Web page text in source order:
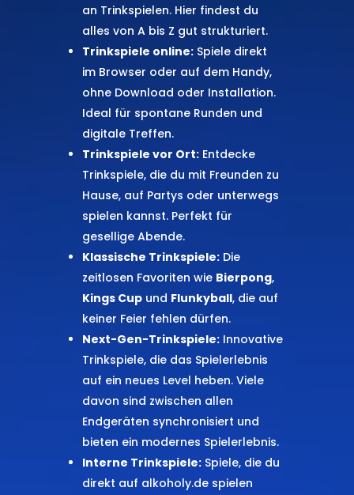
an Trinkspielen. Hier findest du
alles von A bis Z gut strukturiert.
Trinkspiele online:Spiele direkt
im Browser oder auf dem Handy,
ohne Download oder Installation.
Ideal für spontane Runden und
digitale Treffen.
Trinkspiele vor Ort:Entdecke
Trinkspiele, die du mit Freunden zu
Hause, auf Partys oder unterwegs
spielen kannst. Perfekt für
gesellige Abende.
Klassische Trinkspiele:Die
zeitlosen Favoriten wie Bierpong,
Kings Cupund Flunkyball, die auf
keiner Feier fehlen dürfen.
Next-Gen-Trinkspiele:Innovative
Trinkspiele, die das Spielerlebnis
auf ein neues Level heben. Viele
davon sind zwischen allen
Endgeräten synchronisiert und
bieten ein modernes Spielerlebnis.
Interne Trinkspiele:Spiele, die du
direkt auf alkoholy.de spielen